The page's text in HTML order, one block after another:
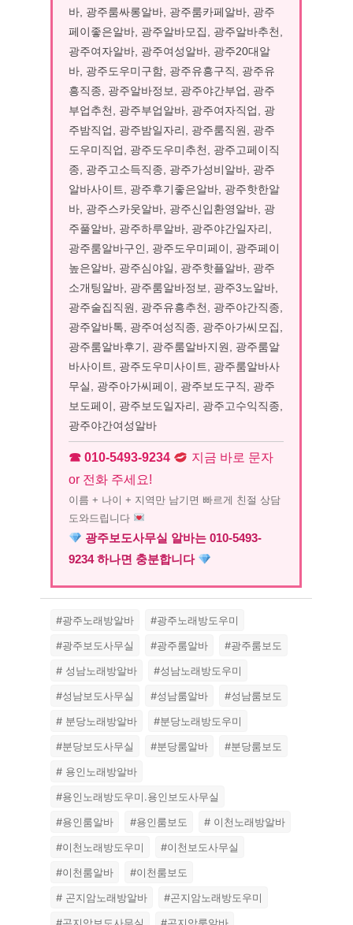
바, 광주룸싸롱알바, 광주룸카페알바, 광주
페이좋은알바, 광주알바모집, 광주알바추천,
광주여자알바, 광주여성알바, 광주20대알
바, 광주도우미구함, 광주유흥구직, 광주유
흥직종, 광주알바정보, 광주야간부업, 광주
부업추천, 광주부업알바, 광주여자직업, 광
주밤직업, 광주밤일자리, 광주룸직원, 광주
도우미직업, 광주도우미추천, 광주고페이직
종, 광주고소득직종, 광주가성비알바, 광주
알바사이트, 광주후기좋은알바, 광주핫한알
바, 광주스카웃알바, 광주신입환영알바, 광
주풀알바, 광주하루알바, 광주야간일자리,
광주룸알바구인, 광주도우미페이, 광주페이
높은알바, 광주심야일, 광주핫플알바, 광주
소개팅알바, 광주룸알바정보, 광주3노알바,
광주술집직원, 광주유흥추천, 광주야간직종,
광주알바톡, 광주여성직종, 광주아가씨모집,
광주룸알바후기, 광주룸알바지원, 광주룸알
바사이트, 광주도우미사이트, 광주룸알바사
무실, 광주아가씨페이, 광주보도구직, 광주
보도페이, 광주보도일자리, 광주고수익직종,
광주야간여성알바
☎ 010-5493-9234
지금 바로 문자
or 전화 주세요!
이름 + 나이 + 지역만 남기면 빠르게 친절 상담
도와드립니다
광주보도사무실 알바는 010-5493-
9234 하나면 충분합니다
#광주노래방알바
#광주노래방도우미
#광주보도사무실
#광주룸알바
#광주룸보도
# 성남노래방알바
#성남노래방도우미
#성남보도사무실
#성남룸알바
#성남룸보도
# 분당노래방알바
#분당노래방도우미
#분당보도사무실
#분당룸알바
#분당룸보도
# 용인노래방알바
#용인노래방도우미.용인보도사무실
#용인룸알바
#용인룸보도
# 이천노래방알바
#이천노래방도우미
#이천보도사무실
#이천룸알바
#이천룸보도
# 곤지암노래방알바
#곤지암노래방도우미